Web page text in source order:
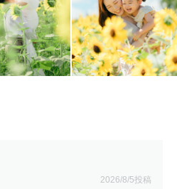
す。
時間に
可能な日もあります。
2026/8/5投稿